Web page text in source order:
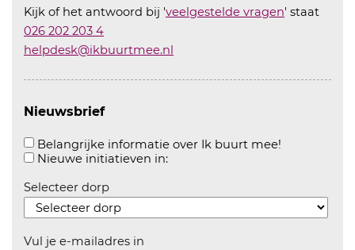
Kijk of het antwoord bij 'veelgestelde vragen' staat
026 202 203 4
helpdesk@ikbuurtmee.nl
Nieuwsbrief
Belangrijke informatie over Ik buurt mee!
Nieuwe initiatieven in:Aanvinken om informatie over
Selecteer dorp
Vul je e-mailadres in